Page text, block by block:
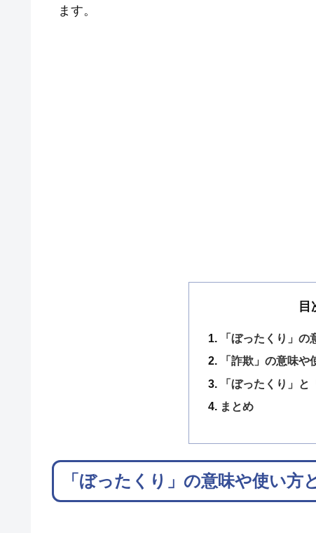
ます。
目
「ぼったくり」
「詐欺」の意味や
「ぼったくり」
まとめ
「ぼったくり」の意味や使い方